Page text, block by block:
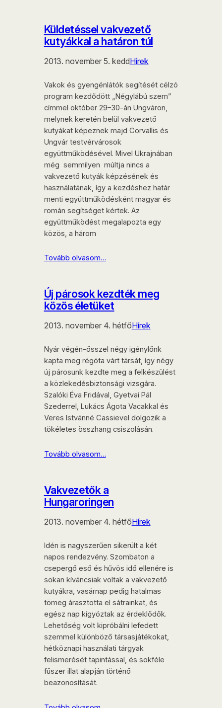
Küldetéssel vakvezető
kutyákkal a határon túl
2013. november 5. keddHírek
Vakok és gyengénlátók segítését célzó
program kezdődött „Négylábú szem”
címmel október 29–30-án Ungváron,
melynek keretén belül vakvezető
kutyákat képeznek majd Corvallis és
Ungvár testvérvárosok
együttműködésével. Mivel Ukrajnában
még semmilyen múltja nincs a
vakvezető kutyák képzésének és
használatának, így a kezdéshez határ
menti együttműködésként magyar és
román segítséget kértek. Az
együttműködést megalapozta egy
közös, a három
Tovább olvasom…
Új párosok kezdték meg
közös életüket
2013. november 4. hétfőHírek
Nyár végén-ősszel négy igénylőnk
kapta meg régóta várt társát, így négy
új párosunk kezdte meg a felkészülést
a közlekedésbiztonsági vizsgára.
Szalóki Éva Fridával, Gyetvai Pál
Szederrel, Lukács Ágota Vacakkal és
Veres Istvánné Cassievel dolgozik a
tökéletes összhang csiszolásán.
Tovább olvasom…
Vakvezetők a
Hungaroringen
2013. november 4. hétfőHírek
Idén is nagyszerűen sikerült a két
napos rendezvény. Szombaton a
csepergő eső és hűvös idő ellenére is
sokan kíváncsiak voltak a vakvezető
kutyákra, vasárnap pedig hatalmas
tömeg árasztotta el sátrainkat, és
egész nap kígyóztak az érdeklődők.
Lehetőség volt kipróbálni lefedett
szemmel különböző társasjátékokat,
hétköznapi használati tárgyak
felismerését tapintással, és sokféle
fűszer illat alapján történő
beazonosítását.